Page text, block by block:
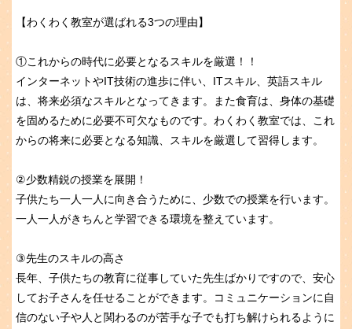
【わくわく教室が選ばれる3つの理由】
①これからの時代に必要となるスキルを厳選！！
インターネットやIT技術の進歩に伴い、ITスキル、英語スキル
は、将来必須なスキルとなってきます。また食育は、身体の基礎
を固めるために必要不可欠なものです。わくわく教室では、これ
からの将来に必要となる知識、スキルを厳選して習得します。
②少数精鋭の授業を展開！
子供たち一人一人に向き合うために、少数での授業を行います。
一人一人がきちんと学習できる環境を整えています。
③先生のスキルの高さ
長年、子供たちの教育に従事していた先生ばかりですので、安心
してお子さんを任せることができます。コミュニケーションに自
信のない子や人と関わるのが苦手な子でも打ち解けられるように